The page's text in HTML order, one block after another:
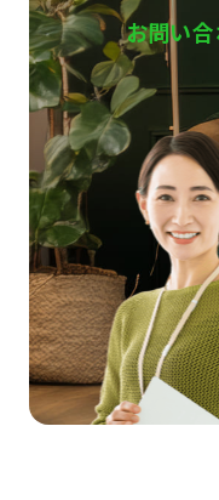
お問い合